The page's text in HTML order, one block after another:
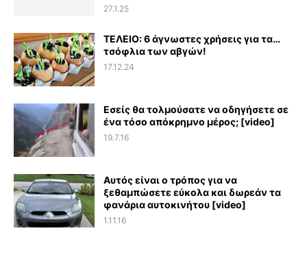
27.1.25
ΤΕΛΕΙΟ: 6 άγνωστες χρήσεις για τα…
τσόφλια των αβγών!
17.12.24
Εσείς θα τολμούσατε να οδηγήσετε σε
ένα τόσο απόκρημνο μέρος; [video]
19.7.16
Αυτός είναι ο τρόπος για να
ξεθαμπώσετε εύκολα και δωρεάν τα
φανάρια αυτοκινήτου [video]
1.11.16